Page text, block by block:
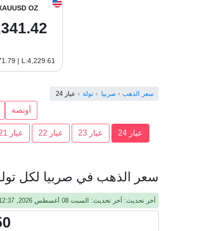
OZ
| L:4,229.61
سعر الذهب صربيا تولة عيار 24
أونصة
عيار 24 عيار 23 عيار 22 عيار 21
سعر الذهب في صربيا لكل تولة
آخر تحديث: آخر تحديث: السبت 08 أغسطس 2026, 12:37 م, جرينيتش